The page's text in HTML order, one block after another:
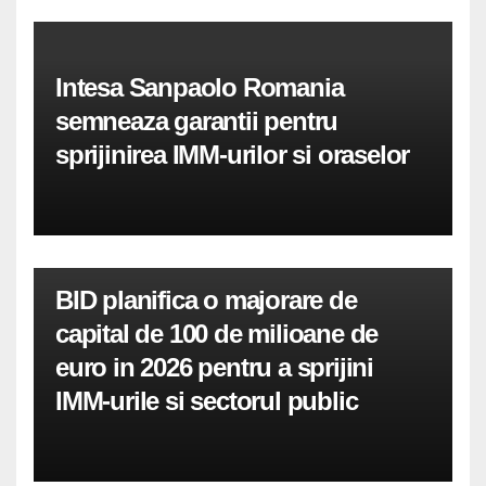
Intesa Sanpaolo Romania
semneaza garantii pentru
sprijinirea IMM-urilor si oraselor
BID planifica o majorare de
capital de 100 de milioane de
euro in 2026 pentru a sprijini
IMM-urile si sectorul public